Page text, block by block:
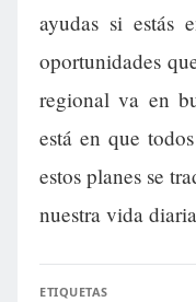
ayudas si estás
oportunidades
regional va en
está en que
estos planes se
nuestra vida
ETIQUETAS